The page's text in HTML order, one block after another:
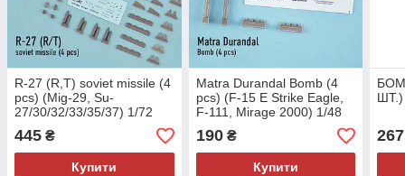
R-27 (R,T) soviet missile (4
pcs) (Mig-29, Su-
27/30/32/33/35/37) 1/72
RES/KIT 72-0015
445 ₴
Купити
Matra Durandal Bomb (4
pcs) (F-15 E Strike Eagle,
F-111, Mirage 2000) 1/48
RES/KIT 72-0050
190₴
Купити
ШТ.)
267